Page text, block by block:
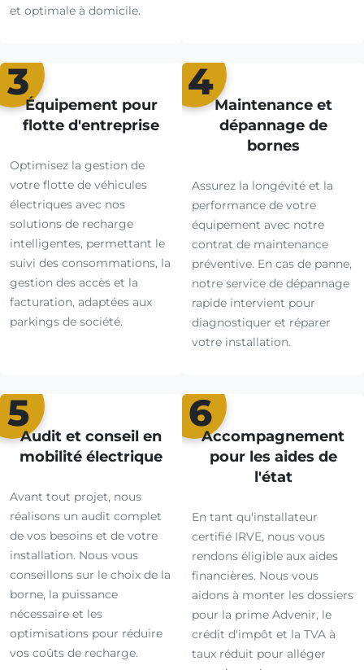
et optimale à domicile.
3
Équipement pour
flotte d'entreprise
Optimisez la gestion de
votre flotte de véhicules
électriques avec nos
solutions de recharge
intelligentes, permettant le
suivi des consommations, la
gestion des accès et la
facturation, adaptées aux
parkings de société.
4
Maintenance et
dépannage de
bornes
Assurez la longévité et la
performance de votre
équipement avec notre
contrat de maintenance
préventive. En cas de panne,
notre service de dépannage
rapide intervient pour
diagnostiquer et réparer
votre installation.
5
Audit et conseil en
mobilité électrique
Avant tout projet, nous
réalisons un audit complet
de vos besoins et de votre
installation. Nous vous
conseillons sur le choix de la
borne, la puissance
nécessaire et les
optimisations pour réduire
vos coûts de recharge.
6
Accompagnement
pour les aides de
l'état
En tant qu'installateur
certifié IRVE, nous vous
rendons éligible aux aides
financières. Nous vous
aidons à monter les dossiers
pour la prime Advenir, le
crédit d'impôt et la TVA à
taux réduit pour alléger